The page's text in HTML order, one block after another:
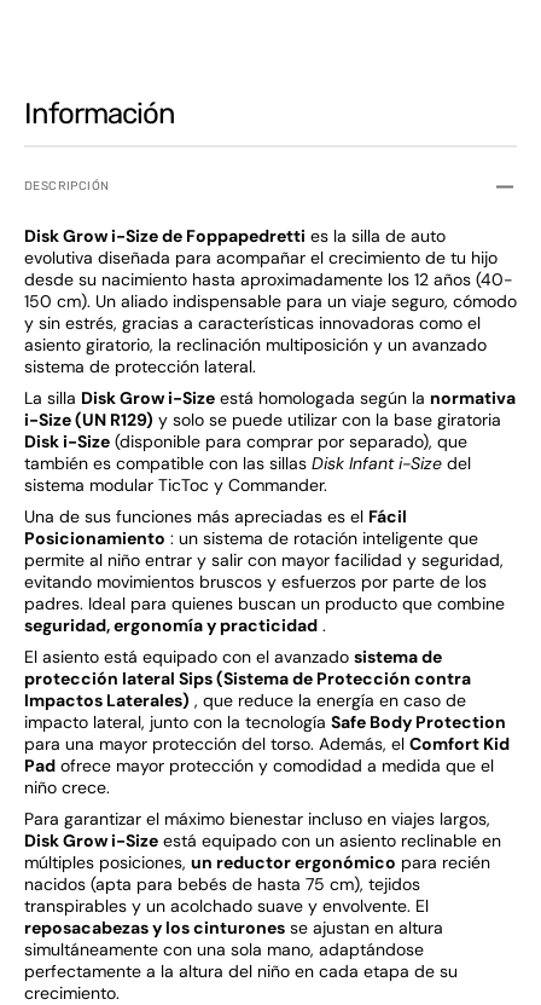
Información
DESCRIPCIÓN
Disk Grow i-Size de Foppapedretti es la silla de auto
evolutiva diseñada para acompañar el crecimiento de tu hijo
desde su nacimiento hasta aproximadamente los 12 años (40-
150 cm). Un aliado indispensable para un viaje seguro, cómodo
y sin estrés, gracias a características innovadoras como el
asiento giratorio, la reclinación multiposición y un avanzado
sistema de protección lateral.
La silla Disk Grow i-Size está homologada según la normativa
i-Size (UN R129) y solo se puede utilizar con la base giratoria
Disk i-Size (disponible para comprar por separado), que
también es compatible con las sillas Disk Infant i-Size del
sistema modular TicToc y Commander.
Una de sus funciones más apreciadas es el Fácil
Posicionamiento : un sistema de rotación inteligente que
permite al niño entrar y salir con mayor facilidad y seguridad,
evitando movimientos bruscos y esfuerzos por parte de los
padres. Ideal para quienes buscan un producto que combine
seguridad, ergonomía y practicidad .
El asiento está equipado con el avanzado sistema de
protección lateral Sips (Sistema de Protección contra
Impactos Laterales) , que reduce la energía en caso de
impacto lateral, junto con la tecnología Safe Body Protection
para una mayor protección del torso. Además, el Comfort Kid
Pad ofrece mayor protección y comodidad a medida que el
niño crece.
Para garantizar el máximo bienestar incluso en viajes largos,
Disk Grow i-Size está equipado con un asiento reclinable en
múltiples posiciones, un reductor ergonómico para recién
nacidos (apta para bebés de hasta 75 cm), tejidos
transpirables y un acolchado suave y envolvente. El
reposacabezas y los cinturones se ajustan en altura
simultáneamente con una sola mano, adaptándose
perfectamente a la altura del niño en cada etapa de su
crecimiento.